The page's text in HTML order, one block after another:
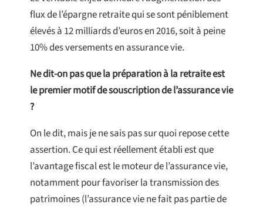
flux de l’épargne retraite qui se sont péniblement
élevés à 12 milliards d’euros en 2016, soit à peine
10% des versements en assurance vie.
Ne dit-on pas que la préparation à la retraite est
le premier motif de souscription de l’assurance vie
?
On le dit, mais je ne sais pas sur quoi repose cette
assertion. Ce qui est réellement établi est que
l’avantage fiscal est le moteur de l’assurance vie,
notamment pour favoriser la transmission des
patrimoines (l’assurance vie ne fait pas partie de